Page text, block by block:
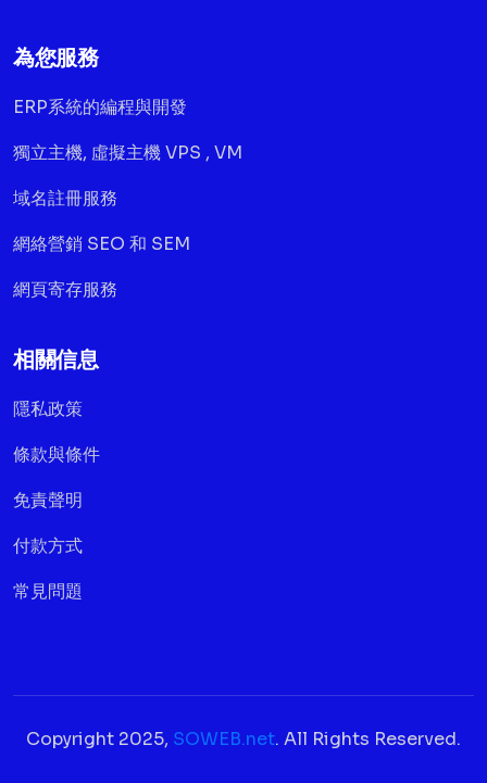
為您服務
ERP系統的編程與開發
獨立主機, 虛擬主機 VPS , VM
域名註冊服務
網絡營銷 SEO 和 SEM
網頁寄存服務
相關信息
隱私政策
條款與條件
免責聲明
付款方式
常見問題
Copyright 2025, SOWEB.net. All Rights Reserved.